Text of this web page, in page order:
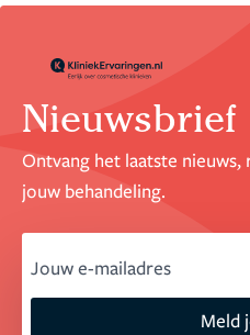
Nieuwsbrief
Ontvang het laatste
jouw behandeling.
Meld